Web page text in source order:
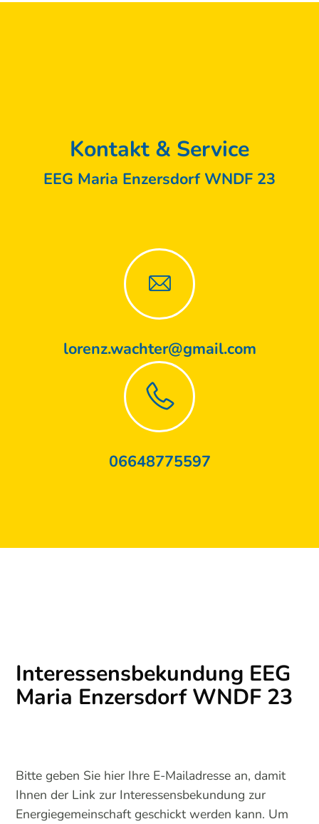
Kontakt & Service
EEG Maria Enzersdorf WNDF 23
lorenz.wachter@gmail.com
06648775597
Interessensbekundung EEG
Maria Enzersdorf WNDF 23
Bitte geben Sie hier Ihre E-Mailadresse an, damit
Ihnen der Link zur Interessensbekundung zur
Energiegemeinschaft geschickt werden kann. Um